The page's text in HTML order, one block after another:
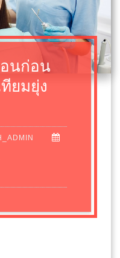
นก่อน
ยมยุ่ง